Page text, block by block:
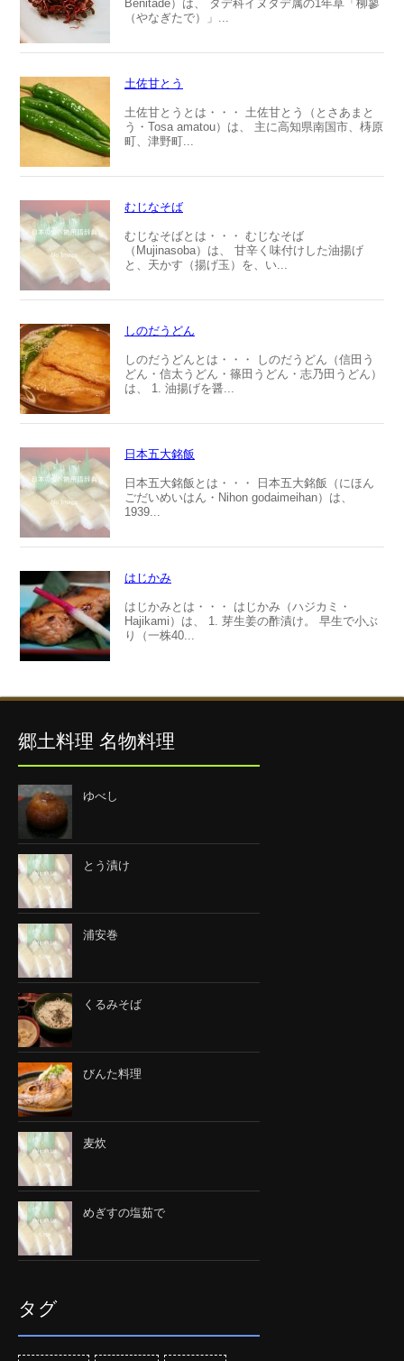
Benitade）は、 タデ科イヌタデ属の1年草「柳蓼
（やなぎたで）」...
土佐甘とう
土佐甘とうとは・・・ 土佐甘とう（とさあまと
う・Tosa amatou）は、 主に高知県南国市、梼原
町、津野町...
むじなそば
むじなそばとは・・・ むじなそば
（Mujinasoba）は、 甘辛く味付けした油揚げ
と、天かす（揚げ玉）を、い...
しのだうどん
しのだうどんとは・・・ しのだうどん（信田う
どん・信太うどん・篠田うどん・志乃田うどん）
は、 1. 油揚げを醤...
日本五大銘飯
日本五大銘飯とは・・・ 日本五大銘飯（にほん
ごだいめいはん・Nihon godaimeihan）は、
1939...
はじかみ
はじかみとは・・・ はじかみ（ハジカミ・
Hajikami）は、 1. 芽生姜の酢漬け。 早生で小ぶ
り（一株40...
郷土料理 名物料理
ゆべし
とう漬け
浦安巻
くるみそば
びんた料理
麦炊
めぎすの塩茹で
タグ